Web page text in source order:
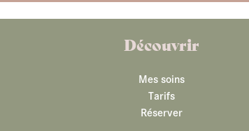
Découvrir
Mes soins
Tarifs
Réserver